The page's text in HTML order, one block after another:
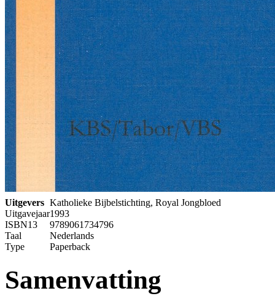
Uitgevers Katholieke Bijbelstichting, Royal Jongbloed
Uitgavejaar1993
ISBN13
9789061734796
Taal
Nederlands
Type
Paperback
Samenvatting